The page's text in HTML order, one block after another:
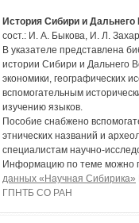
История Сибири и Дальнего
сост.: И. А. Быкова, И. Л.
В указателе представлена
истории Сибири и Дальнего
экономики, географических
вспомогательным
изучению языков.
Пособие снабжено
этнических названий и
специалистам научно-
Информацию по теме можно
данных «Научная Сибирика»
ГПНТБ СО РАН